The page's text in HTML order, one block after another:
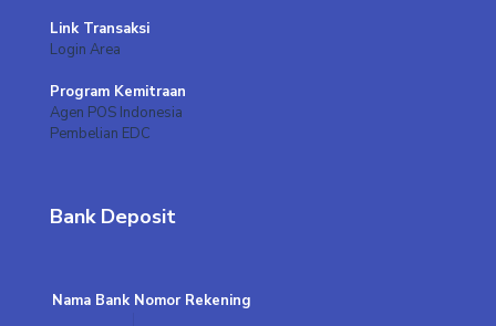
Link Transaksi
Login Area
Program Kemitraan
Agen POS Indonesia
Pembelian EDC
Bank Deposit
Nama Bank Nomor Rekening